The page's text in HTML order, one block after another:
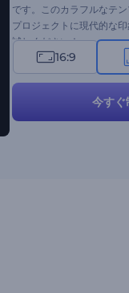
です。このカラフルなテ
プロジェクトに現代的な
試しください！
16:9
今すぐ